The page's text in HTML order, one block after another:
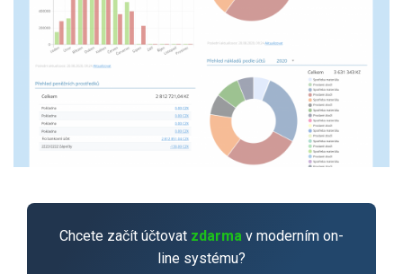
Chcete začít účtovat zdarma v moderním on-
line systému?